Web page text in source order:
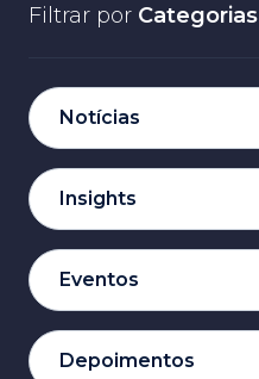
Filtrar por Categorias
Notícias
Insights
Eventos
Depoimentos